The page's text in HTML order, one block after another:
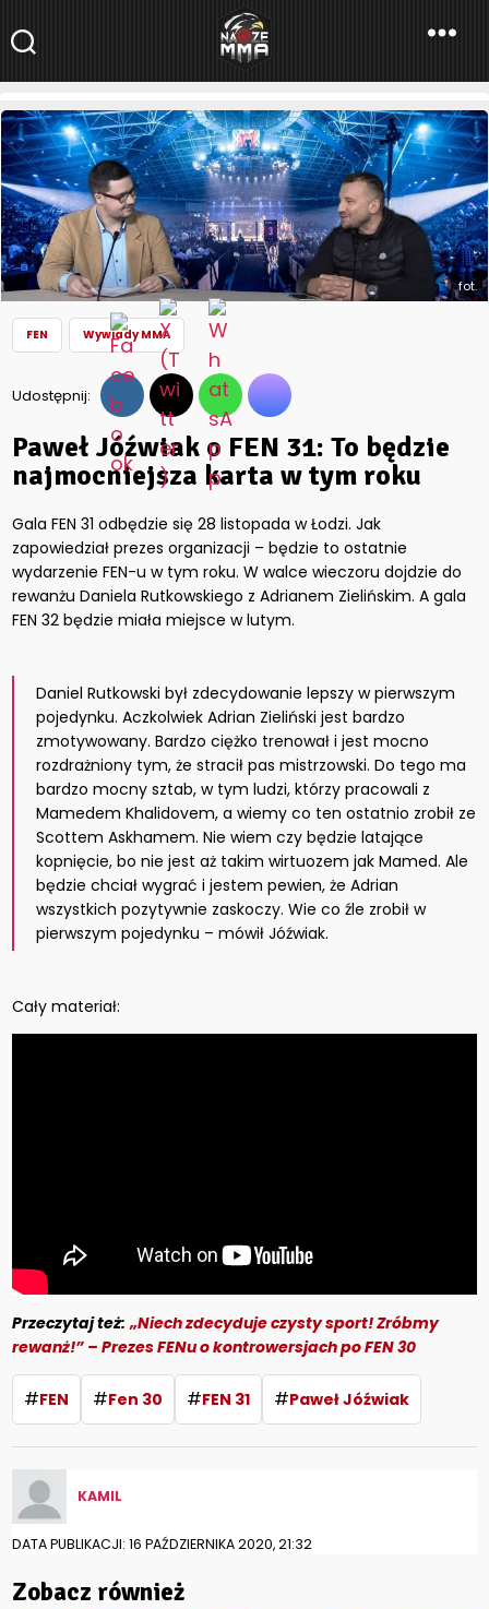
NaszeMMA
NaszeMMA.pl»Aktualności»Polskie MMA»FEN»Paweł Jóźwiak o
FEN 31: To będzie najmocniejsza karta w tym roku
fot.
FEN Wywiady MMA
Udostępnij:
Paweł Jóźwiak o FEN 31: To będzie
najmocniejsza karta w tym roku
Gala FEN 31 odbędzie się 28 listopada w Łodzi. Jak
zapowiedział prezes organizacji – będzie to ostatnie
wydarzenie FEN-u w tym roku. W walce wieczoru dojdzie do
rewanżu Daniela Rutkowskiego z Adrianem Zielińskim. A gala
FEN 32 będzie miała miejsce w lutym.
Daniel Rutkowski był zdecydowanie lepszy w pierwszym
pojedynku. Aczkolwiek Adrian Zieliński jest bardzo
zmotywowany. Bardzo ciężko trenował i jest mocno
rozdrażniony tym, że stracił pas mistrzowski. Do tego ma
bardzo mocny sztab, w tym ludzi, którzy pracowali z
Mamedem Khalidovem, a wiemy co ten ostatnio zrobił ze
Scottem Askhamem. Nie wiem czy będzie latające
kopnięcie, bo nie jest aż takim wirtuozem jak Mamed. Ale
będzie chciał wygrać i jestem pewien, że Adrian
wszystkich pozytywnie zaskoczy. Wie co źle zrobił w
pierwszym pojedynku – mówił Jóźwiak.
Cały materiał:
Przeczytaj też: „Niech zdecyduje czysty sport! Zróbmy
rewanż!” – Prezes FENu o kontrowersjach po FEN 30
#FEN #Fen 30 #FEN 31 #Paweł Jóźwiak
KAMIL
DATA PUBLIKACJI: 16 PAŹDZIERNIKA 2020, 21:32
Zobacz również